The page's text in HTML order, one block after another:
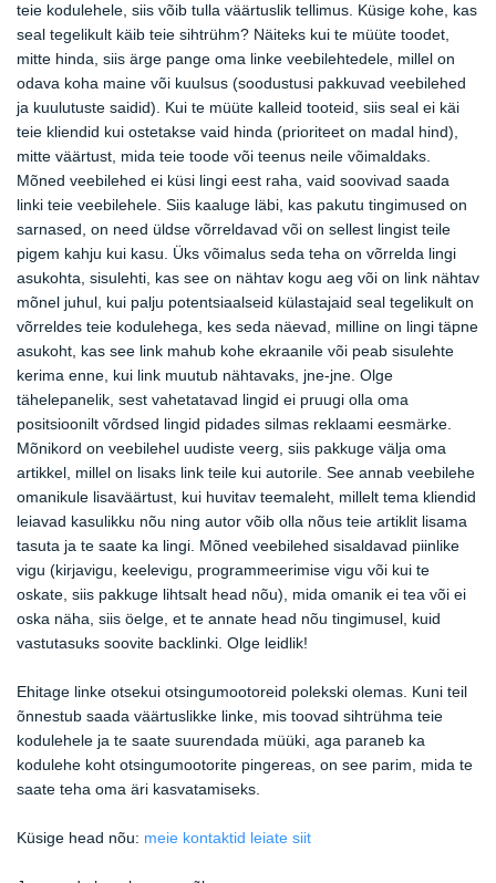
teie kodulehele, siis võib tulla väärtuslik tellimus. Küsige kohe, kas
seal tegelikult käib teie sihtrühm? Näiteks kui te müüte toodet,
mitte hinda, siis ärge pange oma linke veebilehtedele, millel on
odava koha maine või kuulsus (soodustusi pakkuvad veebilehed
ja kuulutuste saidid). Kui te müüte kalleid tooteid, siis seal ei käi
teie kliendid kui ostetakse vaid hinda (prioriteet on madal hind),
mitte väärtust, mida teie toode või teenus neile võimaldaks.
Mõned veebilehed ei küsi lingi eest raha, vaid soovivad saada
linki teie veebilehele. Siis kaaluge läbi, kas pakutu tingimused on
sarnased, on need üldse võrreldavad või on sellest lingist teile
pigem kahju kui kasu. Üks võimalus seda teha on võrrelda lingi
asukohta, sisulehti, kas see on nähtav kogu aeg või on link nähtav
mõnel juhul, kui palju potentsiaalseid külastajaid seal tegelikult on
võrreldes teie kodulehega, kes seda näevad, milline on lingi täpne
asukoht, kas see link mahub kohe ekraanile või peab sisulehte
kerima enne, kui link muutub nähtavaks, jne-jne. Olge
tähelepanelik, sest vahetatavad lingid ei pruugi olla oma
positsioonilt võrdsed lingid pidades silmas reklaami eesmärke.
Mõnikord on veebilehel uudiste veerg, siis pakkuge välja oma
artikkel, millel on lisaks link teile kui autorile. See annab veebilehe
omanikule lisaväärtust, kui huvitav teemaleht, millelt tema kliendid
leiavad kasulikku nõu ning autor võib olla nõus teie artiklit lisama
tasuta ja te saate ka lingi. Mõned veebilehed sisaldavad piinlike
vigu (kirjavigu, keelevigu, programmeerimise vigu või kui te
oskate, siis pakkuge lihtsalt head nõu), mida omanik ei tea või ei
oska näha, siis öelge, et te annate head nõu tingimusel, kuid
vastutasuks soovite backlinki. Olge leidlik!
Ehitage linke otsekui otsingumootoreid polekski olemas. Kuni teil
õnnestub saada väärtuslikke linke, mis toovad sihtrühma teie
kodulehele ja te saate suurendada müüki, aga paraneb ka
kodulehe koht otsingumootorite pingereas, on see parim, mida te
saate teha oma äri kasvatamiseks.
Küsige head nõu: meie kontaktid leiate siit